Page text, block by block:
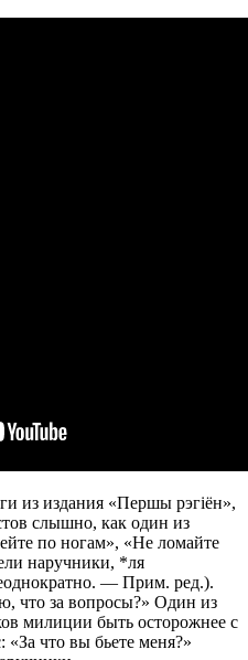
из издания «Першы рэгiён»,
слышно, как один из
по ногам», «Не ломайте
наручники, *ля
— Прим. ред.).
что за вопросы?» Один из
милиции быть осторожнее с
«За что вы бьете меня?»